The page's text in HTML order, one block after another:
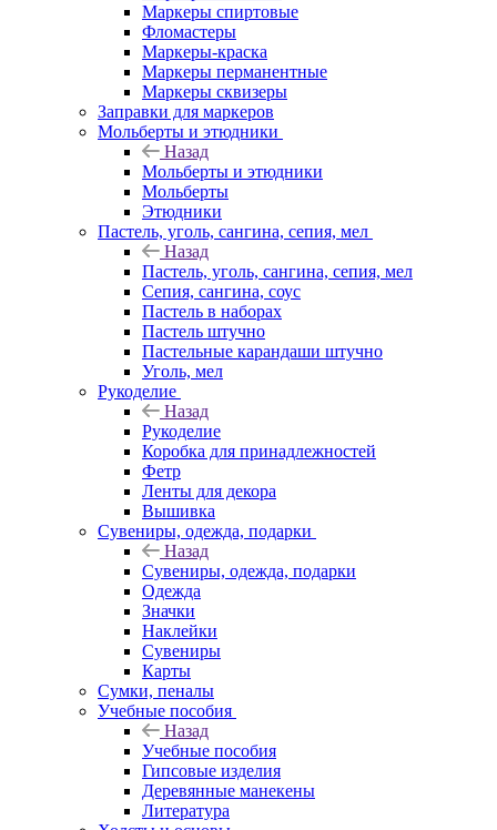
Маркеры спиртовые
Фломастеры
Маркеры-краска
Маркеры перманентные
Маркеры сквизеры
Заправки для маркеров
Мольберты и этюдники
Назад
Мольберты и этюдники
Мольберты
Этюдники
Пастель, уголь, сангина, сепия, мел
Назад
Пастель, уголь, сангина, сепия, мел
Сепия, сангина, соус
Пастель в наборах
Пастель штучно
Пастельные карандаши штучно
Уголь, мел
Рукоделие
Назад
Рукоделие
Коробка для принадлежностей
Фетр
Ленты для декора
Вышивка
Сувениры, одежда, подарки
Назад
Сувениры, одежда, подарки
Одежда
Значки
Наклейки
Сувениры
Карты
Сумки, пеналы
Учебные пособия
Назад
Учебные пособия
Гипсовые изделия
Деревянные манекены
Литература